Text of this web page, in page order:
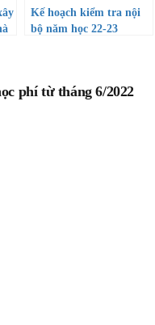
Kế hoạch kiểm tra nội
bộ năm học 22-23
phí từ tháng 6/2022